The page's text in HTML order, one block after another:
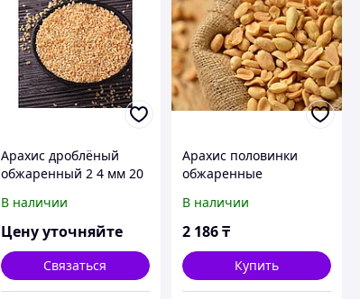
Арахис дроблёный
обжаренный 2 4 мм 20
В наличии
Цену уточняйте
Связаться
Арахис половинки
обжаренные
/ 20 кг / 25 кг
В наличии
2 186₸
Купить